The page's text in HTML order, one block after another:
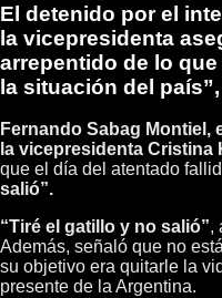
El detenido por el
la vicepresidenta
arrepentido de lo
la situación del
Fernando Sabag Montiel,
la vicepresidenta Cristina
que el día del atentado
salió”.
“Tiré el gatillo y no salió”,
Además, señaló que no
su objetivo era quitarle la
presente de la Argentina.